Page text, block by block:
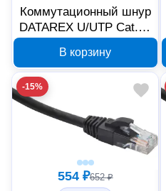
Коммутационный шнур
DATAREX U/UTP Cat.5e
черный DR-181909
В корзину
-15%
554 ₽652 ₽